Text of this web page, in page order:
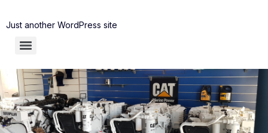
Just another WordPress site